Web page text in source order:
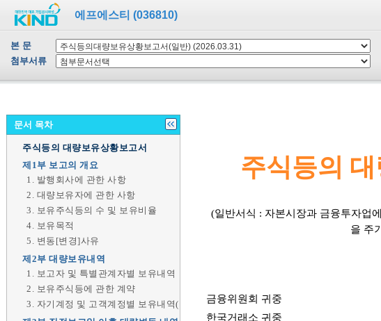
에프에스티 (036810)
본 문
첨부서류
문서 목차